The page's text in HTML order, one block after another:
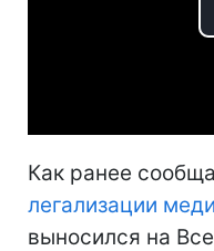
Как ранее
легализации
выносился на